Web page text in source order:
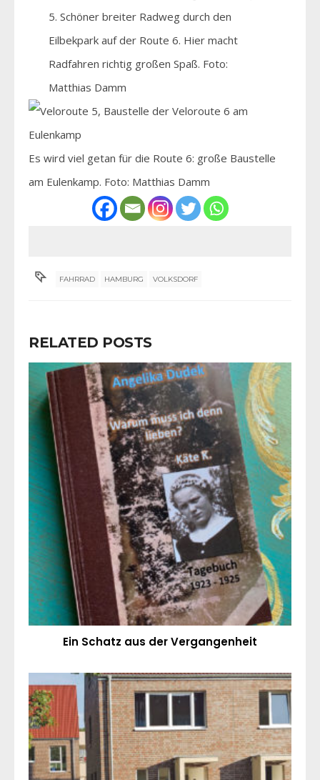
5. Schöner breiter Radweg durch den
Eilbekpark auf der Route 6. Hier macht
Radfahren richtig großen Spaß. Foto:
Matthias Damm
Es wird viel getan für die Route 6: große Baustelle
am Eulenkamp. Foto: Matthias Damm
FAHRRAD HAMBURG VOLKSDORF
RELATED POSTS
Ein Schatz aus der Vergangenheit